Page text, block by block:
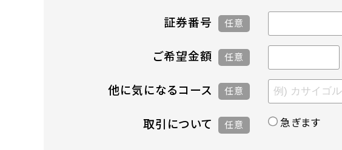
証券番号 任意
ご希望金額 任意
他に気になるコース 任意
取引について 任意 急ぎます